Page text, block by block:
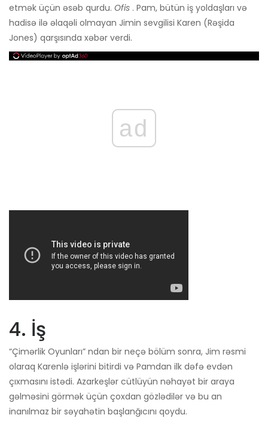
etmək üçün əsəb qurdu. Ofis . Pam, bütün iş yoldaşları və
hadisə ilə əlaqəli olmayan Jimin sevgilisi Karen (Rəşida
Jones) qarşısında xəbər verdi.
ad
4. İş
“Çimərlik Oyunları” ndan bir neçə bölüm sonra, Jim rəsmi
olaraq Karenlə işlərini bitirdi və Pamdan ilk dəfə evdən
çıxmasını istədi. Azarkeşlər cütlüyün nəhayət bir araya
gəlməsini görmək üçün çoxdan gözlədilər və bu an
inanılmaz bir səyahətin başlanğıcını qoydu.